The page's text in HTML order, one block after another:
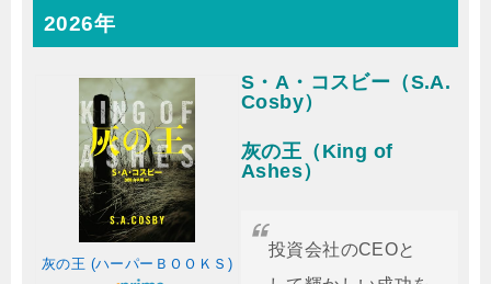
2026年
灰の王 (ハーパーＢＯＯＫＳ)
S・A・コスビー（S.A.
Cosby）
灰の王（King of
Ashes）
投資会社のCEOと